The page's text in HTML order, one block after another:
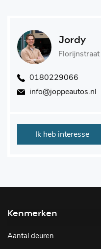
Jordy
0180229066
info@joppeautos.nl
Ik heb interesse
Kenmerken
Aantal deuren